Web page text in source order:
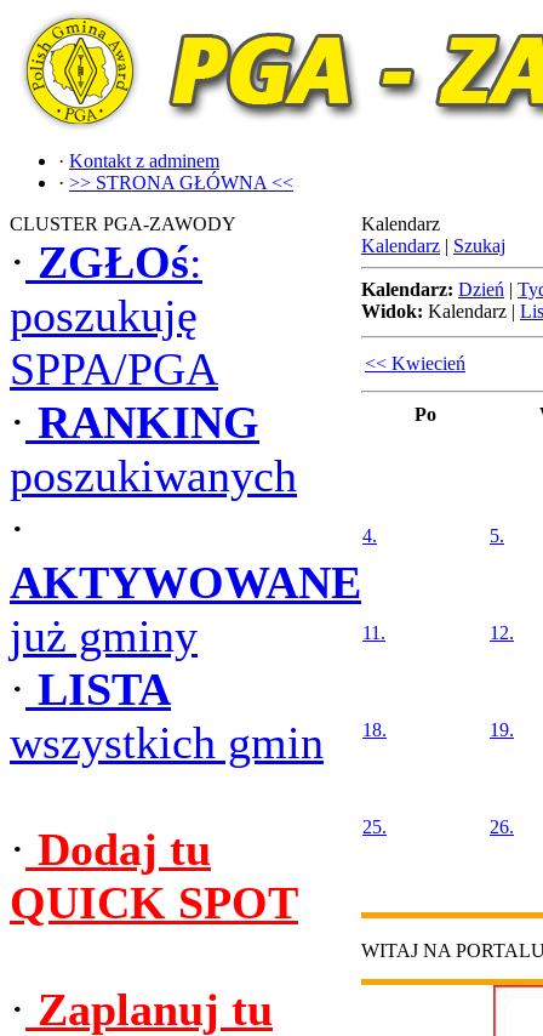
· Kontakt z adminem
· >> STRONA GŁÓWNA <<
CLUSTER PGA-ZAWODY
· ZGŁOś:
poszukuję
SPPA/PGA
· RANKING
poszukiwanych
·
AKTYWOWANE
już gminy
· LISTA
wszystkich gmin
· Dodaj tu
QUICK SPOT
· Zaplanuj tu
Kalendarz
Kalendarz | Szukaj
Kalendarz: Dzień |
Widok: Kalendarz |
<< Kwiecień
Po
4. 5.
11. 12.
18. 19.
25. 26.
WITAJ NA